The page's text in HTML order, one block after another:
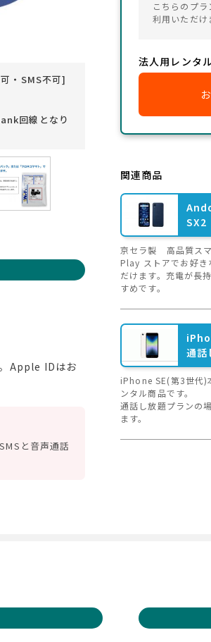
・SMS不可]
回線となり
Apple IDはお
と音声通話
こちらのプ
利用いただけ
法人用レンタ
関連商品
SX2
京セラ製 高品質ス
Play ストアでお好
だけます。充電が長
すめです。
通話
iPhone SE(第3世代)
ンタル商品です。
通話し放題プランの
ます。